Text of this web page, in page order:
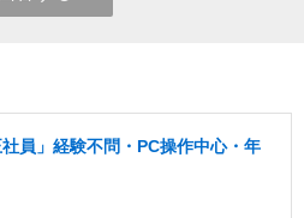
員」経験不問・PC操作中心・年